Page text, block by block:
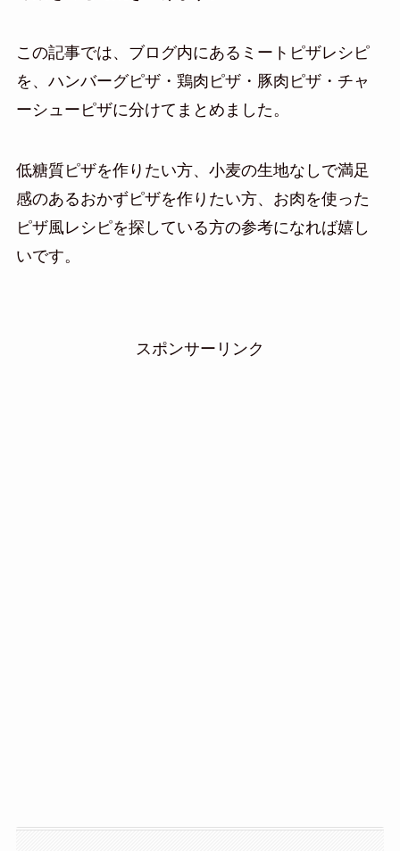
この記事では、ブログ内にあるミートピザレシピ
を、ハンバーグピザ・鶏肉ピザ・豚肉ピザ・チャ
ーシューピザに分けてまとめました。
低糖質ピザを作りたい方、小麦の生地なしで満足
感のあるおかずピザを作りたい方、お肉を使った
ピザ風レシピを探している方の参考になれば嬉し
いです。
スポンサーリンク